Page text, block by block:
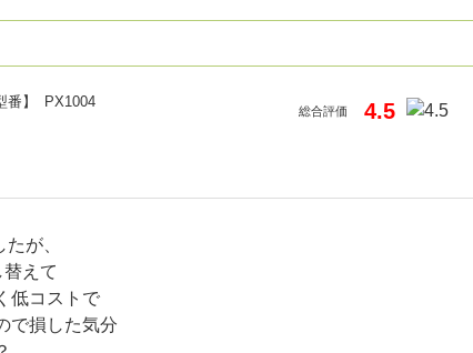
番】 PX1004
総合評価 4.5
が、
えて
低コストで
で損した気分